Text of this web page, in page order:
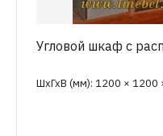
Угловой шкаф с
ШхГхВ (мм): 1200 × 1200